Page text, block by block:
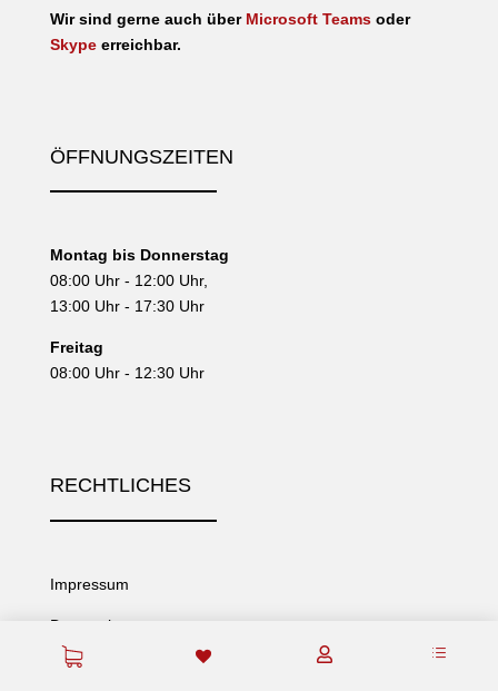
 d
Wir sind gerne auch über Microsoft Teamsoder
Skypeerreichbar.
ÖFFNUNGSZEITEN
Montag bis Donnerstag
08:00 Uhr - 12:00 Uhr,
13:00 Uhr - 17:30 Uhr
Freitag
08:00 Uhr - 12:30 Uhr
RECHTLICHES
Impressum
Datenschutz
AGB